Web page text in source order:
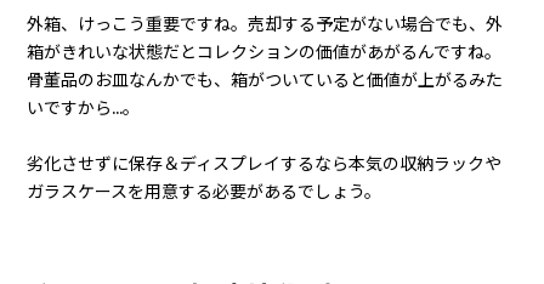
外箱、けっこう重要ですね。売却する予定がない場合でも、外
箱がきれいな状態だとコレクションの価値があがるんですね。
骨董品のお皿なんかでも、箱がついていると価値が上がるみた
いですから…。
劣化させずに保存＆ディスプレイするなら本気の収納ラックや
ガラスケースを用意する必要があるでしょう。